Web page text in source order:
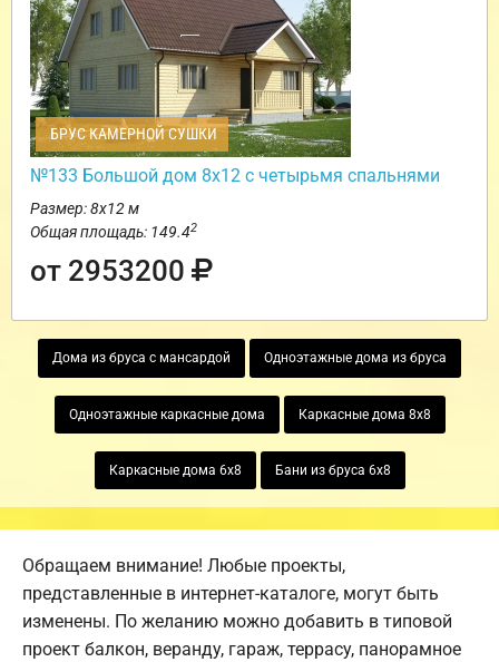
БРУС КАМЕРНОЙ СУШКИ
№133 Большой дом 8х12 с четырьмя спальнями
Размер: 8х12 м
Общая площадь: 149.42
от 2953200
Дома из бруса с мансардой Одноэтажные дома из бруса
Одноэтажные каркасные дома Каркасные дома 8х8
Каркасные дома 6х8 Бани из бруса 6х8
Обращаем внимание! Любые проекты,
представленные в интернет-каталоге, могут быть
изменены. По желанию можно добавить в типовой
проект балкон, веранду, гараж, террасу, панорамное